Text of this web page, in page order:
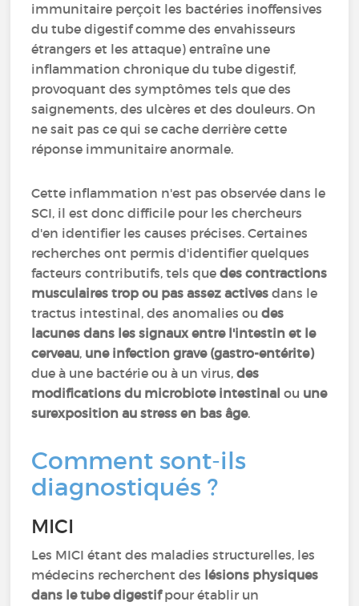
immunitaire perçoit les bactéries inoffensives
du tube digestif comme des envahisseurs
étrangers et les attaque) entraîne une
inflammation chronique du tube digestif,
provoquant des symptômes tels que des
saignements, des ulcères et des douleurs. On
ne sait pas ce qui se cache derrière cette
réponse immunitaire anormale.
Cette inflammation n'est pas observée dans le
SCI, il est donc difficile pour les chercheurs
d'en identifier les causes précises. Certaines
recherches ont permis d'identifier quelques
facteurs contributifs, tels quedes contractions
musculaires trop ou pas assez actives dans le
tractus intestinal, des anomalies oudes
lacunes dans les signaux entre l'intestin et le
cerveau, une infection grave (gastro-entérite)
due à une bactérie ou à un virus,des
modifications du microbiote intestinal ou une
surexposition au stress en bas âge.
Comment sont-ils
diagnostiqués ?
MICI
Les MICI étant des maladies structurelles, les
médecins recherchent des lésions physiques
dans le tube digestifpour établir un